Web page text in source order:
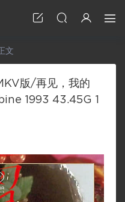
文
版/再见，我的
1993 43.45G 1